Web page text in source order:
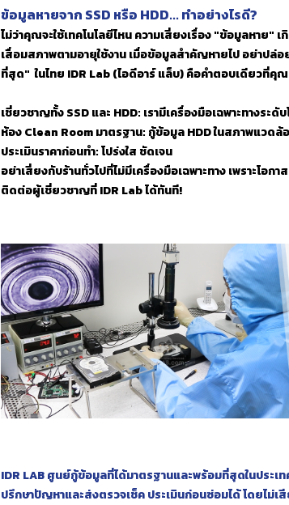
ข้อมูลหายจาก SSD หรือ HDD... ทำอย่างไรดี?
ไม่ว่าคุณจะใช้เทคโนโลยีไหน ความเสี่ยงเรื่อง "ข้อมูลหาย"
เสื่อมสภาพตามอายุใช้งาน เมื่อข้อมูลสำคัญหายไป อย่าปล่
ที่สุด" ในไทย IDR Lab (ไอดีอาร์ แล็บ) คือคำตอบเดียวที่คุ
เชี่ยวชาญทั้ง SSD และ HDD: เรามีเครื่องมือเฉพาะทางระ
ห้อง Clean Room มาตรฐาน: กู้ข้อมูล HDD ในสภาพแวด
ประเมินราคาก่อนทำ: โปร่งใส ชัดเจน
อย่าเสี่ยงกับร้านทั่วไปที่ไม่มีเครื่องมือเฉพาะทาง เพราะโ
ติดต่อผู้เชี่ยวชาญที่ IDR Lab ได้ทันที!
IDR LAB ศูนย์กู้ข้อมูลที่ได้มาตรฐานและพร้อมที่สุดในประเท
ปรึกษาปัญหาและส่งตรวจเช็ค ประเมินก่อนซ่อมได้ โดยไม่